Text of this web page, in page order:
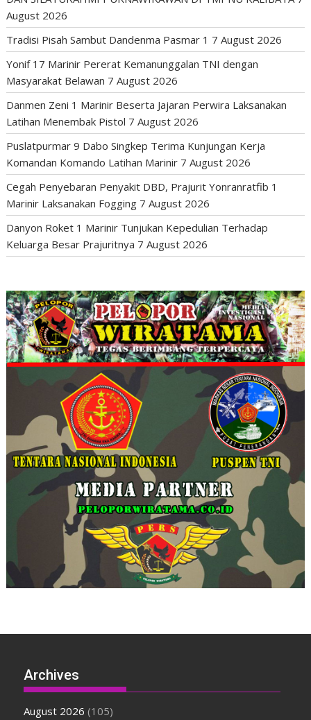
August 2026
Tradisi Pisah Sambut Dandenma Pasmar 1 7 August 2026
Yonif 17 Marinir Pererat Kemanunggalan TNI dengan
Masyarakat Belawan 7 August 2026
Danmen Zeni 1 Marinir Beserta Jajaran Perwira Laksanakan
Latihan Menembak Pistol 7 August 2026
Puslatpurmar 9 Dabo Singkep Terima Kunjungan Kerja
Komandan Komando Latihan Marinir 7 August 2026
Cegah Penyebaran Penyakit DBD, Prajurit Yonranratfib 1
Marinir Laksanakan Fogging 7 August 2026
Danyon Roket 1 Marinir Tunjukan Kepedulian Terhadap
Keluarga Besar Prajuritnya 7 August 2026
Archives
August 2026 (105)